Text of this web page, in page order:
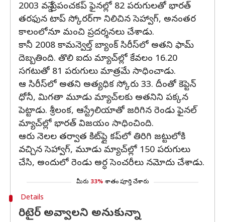
2003 వన్డే ప్రపంచకప్ ఫైనల్లో 82 పరుగులతో భారత్
తరఫున టాప్ స్కోరర్‌గా నిలిచిన సెహ్వాగ్, అనంతర
కాలంలోనూ మంచి ప్రదర్శనలు చేశాడు.
కానీ 2008 కామన్వెల్త్ బ్యాంక్ సిరీస్‌లో అతని ఫామ్
దెబ్బతింది. తొలి ఐదు మ్యాచ్‌ల్లో కేవలం 16.20
సగటుతో 81 పరుగులు మాత్రమే సాధించాడు.
ఆ సిరీస్‌లో అతని అత్యధిక స్కోరు 33. దీంతో కెప్టెన్
ధోనీ, మిగతా మూడు మ్యాచ్‌లకు అతనిని పక్కన
పెట్టాడు. శ్రీలంక, ఆస్ట్రేలియాతో జరిగిన రెండు ఫైనల్
మ్యాచ్‌ల్లో భారత్ విజయం సాధించింది.
ఆరు నెలల తర్వాత కిట్‌ప్లై కప్‌లో తిరిగి జట్టులోకి
వచ్చిన సెహ్వాగ్, మూడు మ్యాచ్‌ల్లో 150 పరుగులు
చేసి, అందులో రెండు అర్ధ సెంచరీలు నమోదు చేశాడు.
మీరు 33% శాతం పూర్తి చేశారు
Details
రిటైర్ అవ్వాలని అనుకున్నా